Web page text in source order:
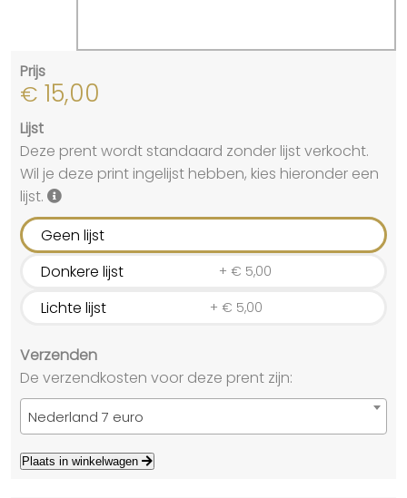
Prijs
€ 15,00
Lijst
Deze prent wordt standaard zonder lijst verkocht.
Wil je deze print ingelijst hebben, kies hieronder een
lijst.
Geen lijst
Donkere lijst
+ € 5,00
Lichte lijst + € 5,00
Verzenden
De verzendkosten voor deze prent zijn:
Nederland 7 euro
Plaats in winkelwagen